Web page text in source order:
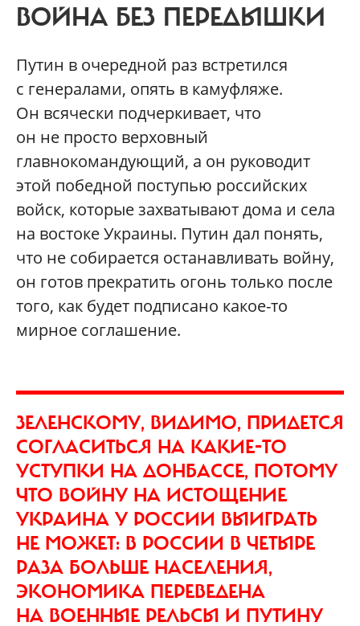
ВОЙНА БЕЗ ПЕРЕДЫШКИ
Путин в очередной раз встретился
с генералами, опять в камуфляже.
Он всячески подчеркивает, что
он не просто верховный
главнокомандующий, а он руководит
этой победной поступью российских
войск, которые захватывают дома и села
на востоке Украины. Путин дал понять,
что не собирается останавливать войну,
он готов прекратить огонь только после
того, как будет подписано какое-то
мирное соглашение.
ЗЕЛЕНСКОМУ, ВИДИМО, ПРИДЕТСЯ
СОГЛАСИТЬСЯ НА КАКИЕ-ТО
УСТУПКИ НА ДОНБАССЕ, ПОТОМУ
ЧТО ВОЙНУ НА ИСТОЩЕНИЕ
УКРАИНА У РОССИИ ВЫИГРАТЬ
НЕ МОЖЕТ: В РОССИИ В ЧЕТЫРЕ
РАЗА БОЛЬШЕ НАСЕЛЕНИЯ,
ЭКОНОМИКА ПЕРЕВЕДЕНА
НА ВОЕННЫЕ РЕЛЬСЫ И ПУТИНУ